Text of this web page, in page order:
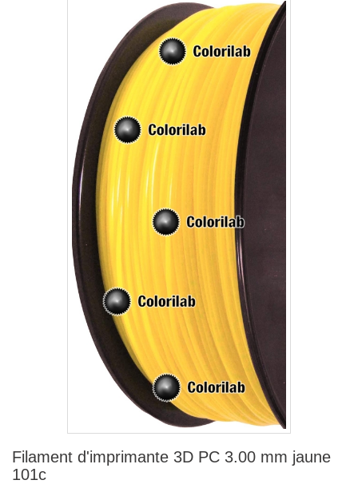
Filament d'imprimante 3D PC 3.00 mm jaune
101c